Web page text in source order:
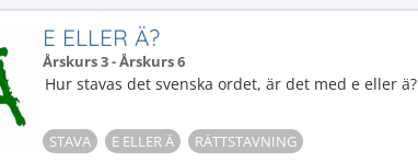
E ELLER Ä?
Årskurs 3 - Årskurs 6
Hur stavas det svenska ordet, är det med e eller ä?
STAVA E ELLER Ä RÄTTSTAVNING